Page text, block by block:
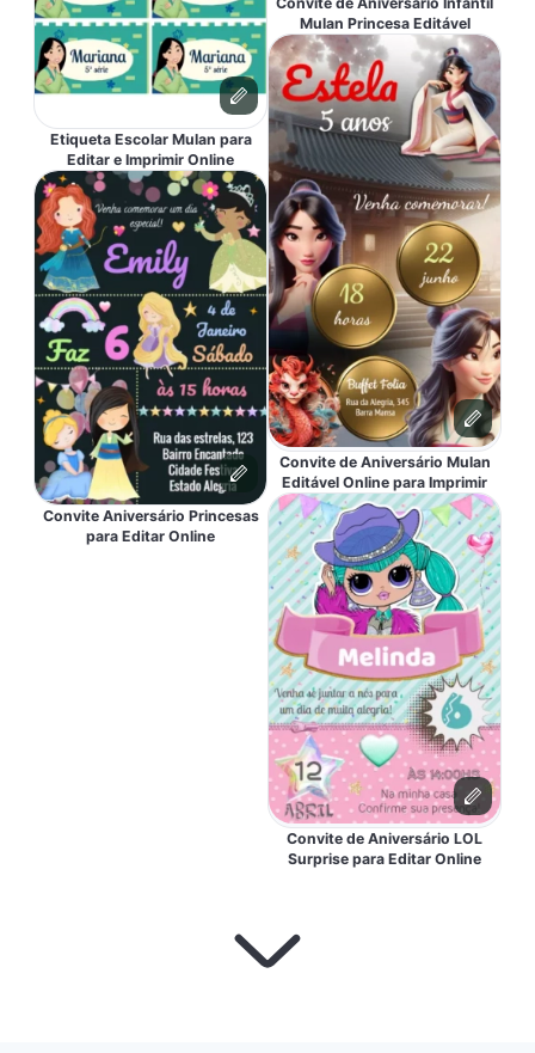
Etiqueta Escolar Mulan para
Editar e Imprimir Online
Convite Aniversário Princesas
para Editar Online
Mulan Princesa Editável
Convite de Aniversário Mulan
Editável Online para Imprimir
Convite de Aniversário LOL
Surprise para Editar Online